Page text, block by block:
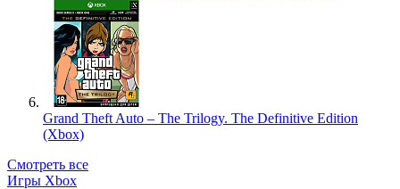
Grand Theft Auto – The Trilogy. The Definitive Edition
(Xbox)
Смотреть все
Игры Xbox